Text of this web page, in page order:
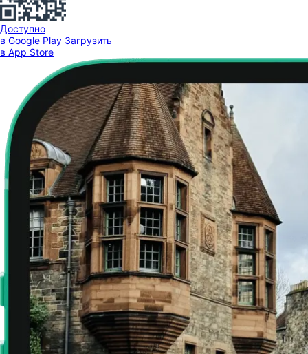
Доступно
в Google Play Загрузить
в App Store